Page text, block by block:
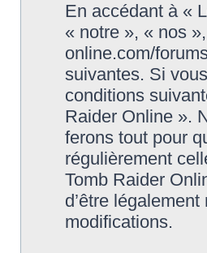
En accédant à «
« notre », « nos
online.com/
suivantes. Si
conditions
Raider Online ».
ferons tout pour
régulièrement
Tomb Raider
d’être
modifications.